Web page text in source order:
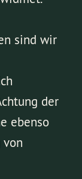
sind wir
der
ebenso